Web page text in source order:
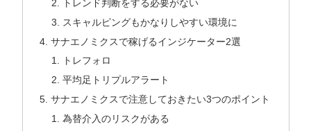
トレンド判断をする必要がない
スキャルピングもかなりしやすい環境に
サナエノミクスで稼げるインジケーター2選
トレフォロ
平均足トリプルアラート
サナエノミクスで注意しておきたい3つのポイント
為替介入のリスクがある